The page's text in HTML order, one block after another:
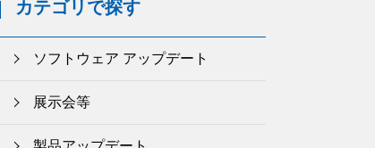
カテゴリで探す
ソフトウェア アップデート
展示会等